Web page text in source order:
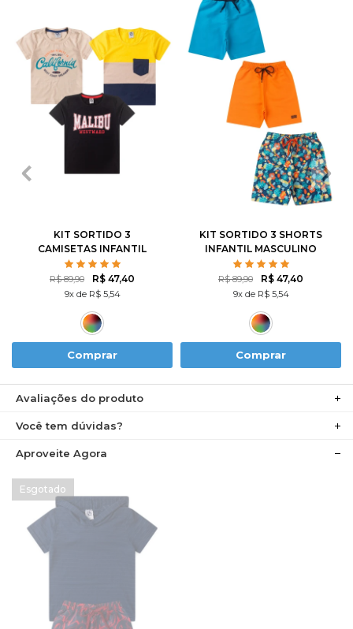
2 3 4
KIT SORTIDO 3
CAMISETAS INFANTIL
MASCULINO AVULSO
R$ 89,90 R$ 47,40
9x de R$ 5,54
Comprar
3 4 6
10 12
KIT SORTIDO 3 SHORTS
INFANTIL MASCULINO
AVULSO
R$ 89,90 R$ 47,40
9x de R$ 5,54
Comprar
Avaliações do produto
Você tem dúvidas?
Aproveite Agora